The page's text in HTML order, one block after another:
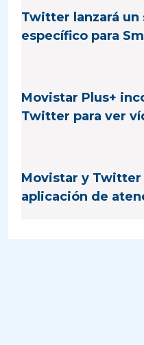
Twitter lanzará
específico para
Movistar Plus+
Twitter para ver
Movistar y Twitter
aplicación de